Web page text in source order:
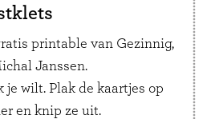
printable van Gezinnig,
Janssen.
je wilt. Plak de kaartjes op
en knip ze uit.